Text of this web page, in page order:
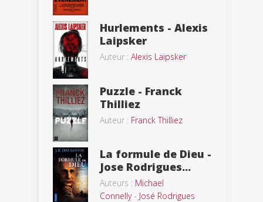
Hurlements - Alexis
Laipsker
Auteur : Alexis Laipsker
Puzzle - Franck
Thilliez
Auteur : Franck Thilliez
La formule de Dieu -
Jose Rodrigues...
Auteurs : Michael
Connelly- José Rodrigues